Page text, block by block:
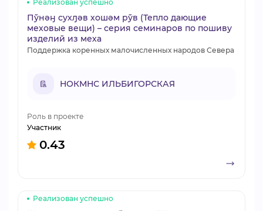
Реализован успешно
Пўнəӈ сухԓəв хошəм рўв (Тепло дающие
меховые вещи) – серия семинаров по пошиву
изделий из меха
Поддержка коренных малочисленных народов Севера
НОКМНС ИЛЬБИГОРСКАЯ
Роль в проекте
Участник
0.43
Реализован успешно